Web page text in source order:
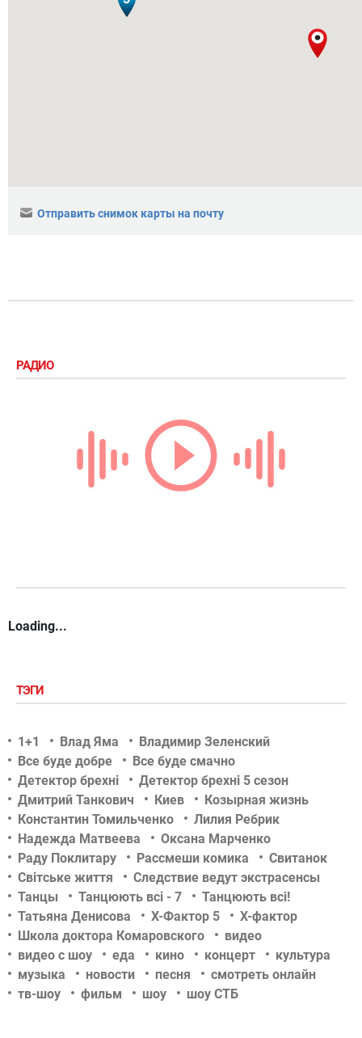
Отправить снимок карты на почту
РАДИО
Loading...
ТЭГИ
1+1 Влад Яма
Владимир Зеленский
Все буде добре
Все буде смачно
Детектор брехні
Детектор брехні 5 сезон
Дмитрий Танкович
Киев
Козырная жизнь
Константин Томильченко
Лилия Ребрик
Надежда Матвеева
Оксана Марченко
Раду Поклитару
Рассмеши комика
Свитанок
Світське життя
Следствие ведут экстрасенсы
Танцы
Танцюють всі - 7
Танцюють всі!
Татьяна Денисова
Х-Фактор 5
Х-фактор
Школа доктора Комаровского
видео
видео с шоу
еда кино концерт
культура
музыка
новости песня
смотреть онлайн
тв-шоу
фильм шоу шоу СТБ